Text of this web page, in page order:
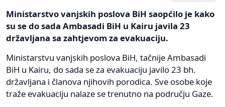
Ministarstvo vanjskih poslova BiH saopćilo je kako
su se do sada Ambasadi BiH u Kairu javila 23
državljana sa zahtjevom za evakuaciju.
Ministarstvu vanjskih poslova BiH, tačnije Ambasadi
BiH u Kairu, do sada se za evakuaciju javilo 23 bh.
državljana i članova njihovih porodica. Sve osobe koje
traže evakuaciju nalaze se trenutno na području Gaze.